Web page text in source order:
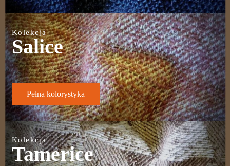
Kolekcja
Salice
Pełna kolorystyka
Kolekcja
Tamerice